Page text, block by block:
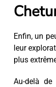
Enfin, un
leur
plus
Au-delà